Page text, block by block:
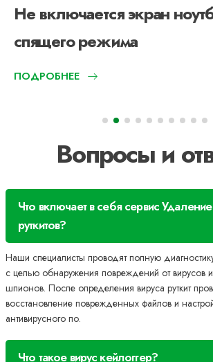
Не включается экран
спящего режима
ПОДРОБНЕЕ
Вопросы и
Что включает в себя сервис
руткитов?
Наши специалисты проводят полную
с целью обнаружения повреждений от вирусов
шпионов. После определения вируса руткит
восстановление поврежденных файлов и
антивирусного по.
Что такое вирус кейлоггер?